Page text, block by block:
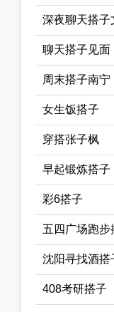
深夜聊天搭子
聊天搭子见面
周末搭子南宁
女生饭搭子
穿搭张子枫
早起锻炼搭子
彩6搭子
五四广场跑步
沈阳寻找酒搭
408考研搭子